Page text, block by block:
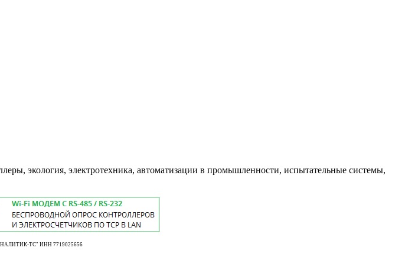
экология, электротехника, автоматизации в промышленности, испытательные системы,
ТС" ИНН 7719025656